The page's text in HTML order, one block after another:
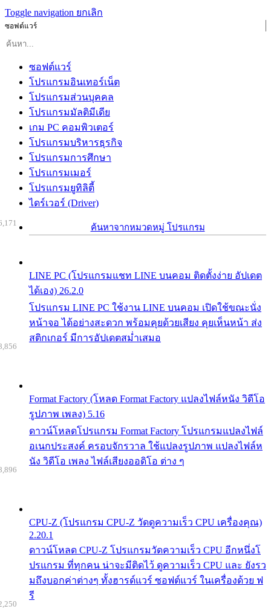
Toggle navigation ยกเลิก
ซอฟต์แวร์
ซอฟต์แวร์
โปรแกรมอินเทอร์เน็ต
โปรแกรมส่วนบุคคล
โปรแกรมมัลติมีเดีย
เกม PC คอมพิวเตอร์
โปรแกรมบริหารธุรกิจ
โปรแกรมการศึกษา
โปรแกรมเมอร์
โปรแกรมยูทิลิตี้
ไดร์เวอร์ (Driver)
ค้นหาจากหมวดหมู่ โปรแกรม
LINE PC (โปรแกรมแชท LINE บนคอม ติดตั้งง่าย อัปเดต
ได้เอง) 26.2.0
โปรแกรม LINE PC ใช้งาน LINE บนคอม เปิดใช้ขณะนั่ง
หน้าจอ ได้อย่างสะดวก พร้อมคุยด้วยเสียง คุยเห็นหน้า ส่ง
สติกเกอร์ มีการอัปเดตสม่ำเสมอ
Format Factory (โหลด Format Factory แปลงไฟล์หนัง วิดีโอ
รูปภาพ เพลง) 5.16
ดาวน์โหลดโปรแกรม Format Factory โปรแกรมแปลงไฟล์
อเนกประสงค์ ครอบจักรวาล ใช้แปลงรูปภาพ แปลงไฟล์ห
นัง วิดีโอ เพลง ไฟล์เสียงออดิโอ ต่าง ๆ
CPU-Z (โปรแกรม CPU-Z วัดดูความเร็ว CPU เครื่องคุณ)
2.20.1
ดาวน์โหลด CPU-Z โปรแกรมวัดความเร็ว CPU อีกหนึ่งโ
ปรแกรม ที่ทุกคน น่าจะมีติดไว้ ดูความเร็ว CPU และ ยังรว
มถึงบอกค่าต่างๆ ทั้งฮารด์แวร์ ซอฟต์แวร์ ในเครื่องด้วย ฟ
รี